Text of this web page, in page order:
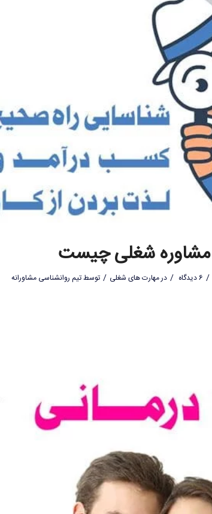
مشاوره شغلی چیست
/ 6 دیدگاه / درمهارت های شغلی / توسطتیم روانشناسی مشاورانه